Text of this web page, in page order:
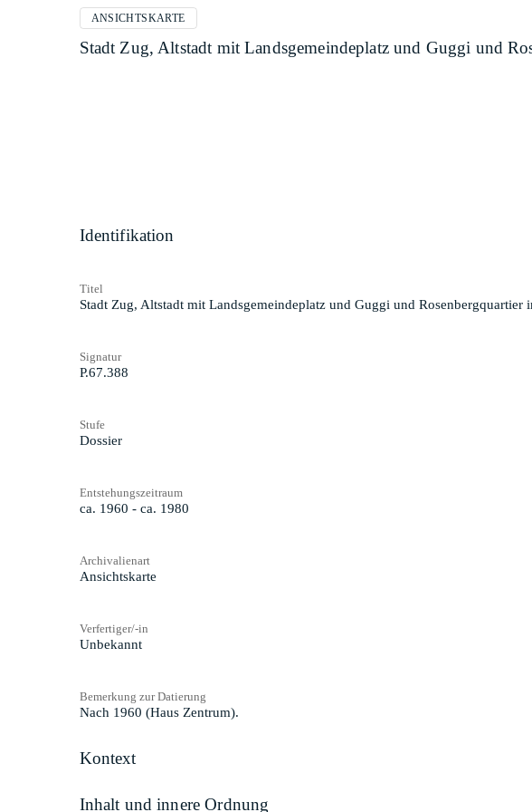
ANSICHTSKARTE
Stadt Zug, Altstadt mit Landsgemeindeplatz und Guggi und
Identifikation
Titel
Stadt Zug, Altstadt mit Landsgemeindeplatz und Guggi und
Signatur
P.67.388
Stufe
Dossier
Entstehungszeitraum
ca. 1960 - ca. 1980
Archivalienart
Ansichtskarte
Verfertiger/-in
Unbekannt
Bemerkung zur Datierung
Nach 1960 (Haus Zentrum).
Kontext
Inhalt und innere Ordnung